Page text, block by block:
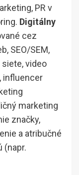
PR v
Digitálny
cez
SEO/SEM,
video
influencer
marketing
značky,
a atribučné
(napr.